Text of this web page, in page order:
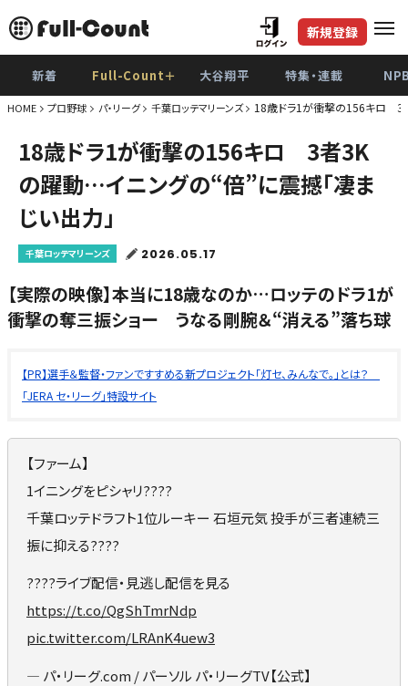
新規登録
新着 Full-Count＋ 大谷翔平 特集・連載
HOME プロ野球 パ・リーグ 千葉ロッテマリーンズ 18歳ドラ1が衝撃の156キロ 3
18歳ドラ1が衝撃の156キロ 3者3K
の躍動…イニングの“倍”に震撼「凄ま
じい出力」
千葉ロッテマリーンズ 2026.05.17
【実際の映像】本当に18歳なのか…ロッテのドラ1が
衝撃の奪三振ショー うなる剛腕＆“消える”落ち球
【PR】選手＆監督・ファンですすめる新プロジェクト「灯セ、みんなで。」とは？
「JERA セ・リーグ」特設サイト
【ファーム】
1イニングをピシャリ????
千葉ロッテドラフト1位ルーキー 石垣元気 投手が三者連続三
振に抑える????
????ライブ配信・見逃し配信を見る
https://t.co/QgShTmrNdp
pic.twitter.com/LRAnK4uew3
— パ・リーグ.com / パーソル パ・リーグTV【公式】